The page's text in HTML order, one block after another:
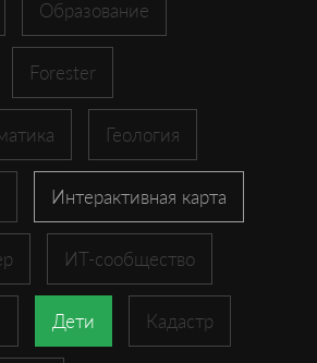
Образование
Forester
Геология
Интерактивная карта
ИТ-сообщество
Дети Кадастр